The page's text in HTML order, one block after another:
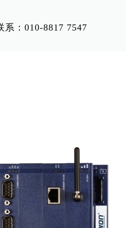
：010-8817 7547